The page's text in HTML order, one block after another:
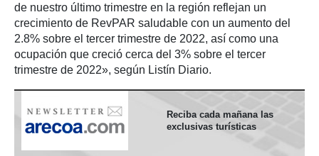
de nuestro último trimestre en la región reflejan un
crecimiento de RevPAR saludable con un aumento del
2.8% sobre el tercer trimestre de 2022, así como una
ocupación que creció cerca del 3% sobre el tercer
trimestre de 2022», según Listín Diario.
Reciba cada mañana las
exclusivas turísticas